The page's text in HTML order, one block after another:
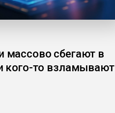
массово сбегают в
кого-то взламывают